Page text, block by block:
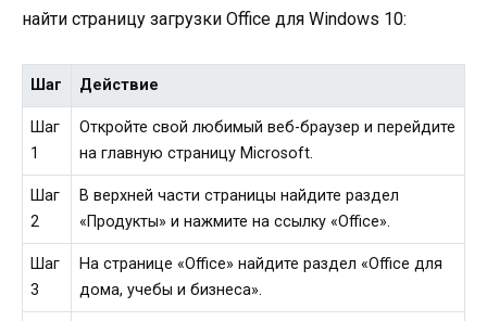
найти страницу загрузки Office для Windows 10:
Шаг Действие
Шаг
1
Откройте свой любимый веб-браузер и перейдите
на главную страницу Microsoft.
Шаг
2
В верхней части страницы найдите раздел
«Продукты» и нажмите на ссылку «Office».
Шаг
3
На странице «Office» найдите раздел «Office для
дома, учебы и бизнеса».